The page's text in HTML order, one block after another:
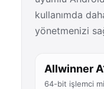
kullanımda
yönetmenizi
Allwinner
64-bit işlemci